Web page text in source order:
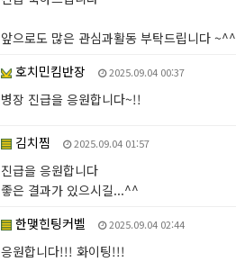
앞으로도 많은 관심과활동 부탁드립니다 ~^^
호치민킴반장
2025.09.04 00:37
병장 진급을 응원합니다~!!
김치찜 2025.09.04 01:57
진급을 응원합니다
좋은 결과가 있으시길...^^
한맺힌팅커벨
2025.09.04 02:44
응원합니다!!! 화이팅!!!